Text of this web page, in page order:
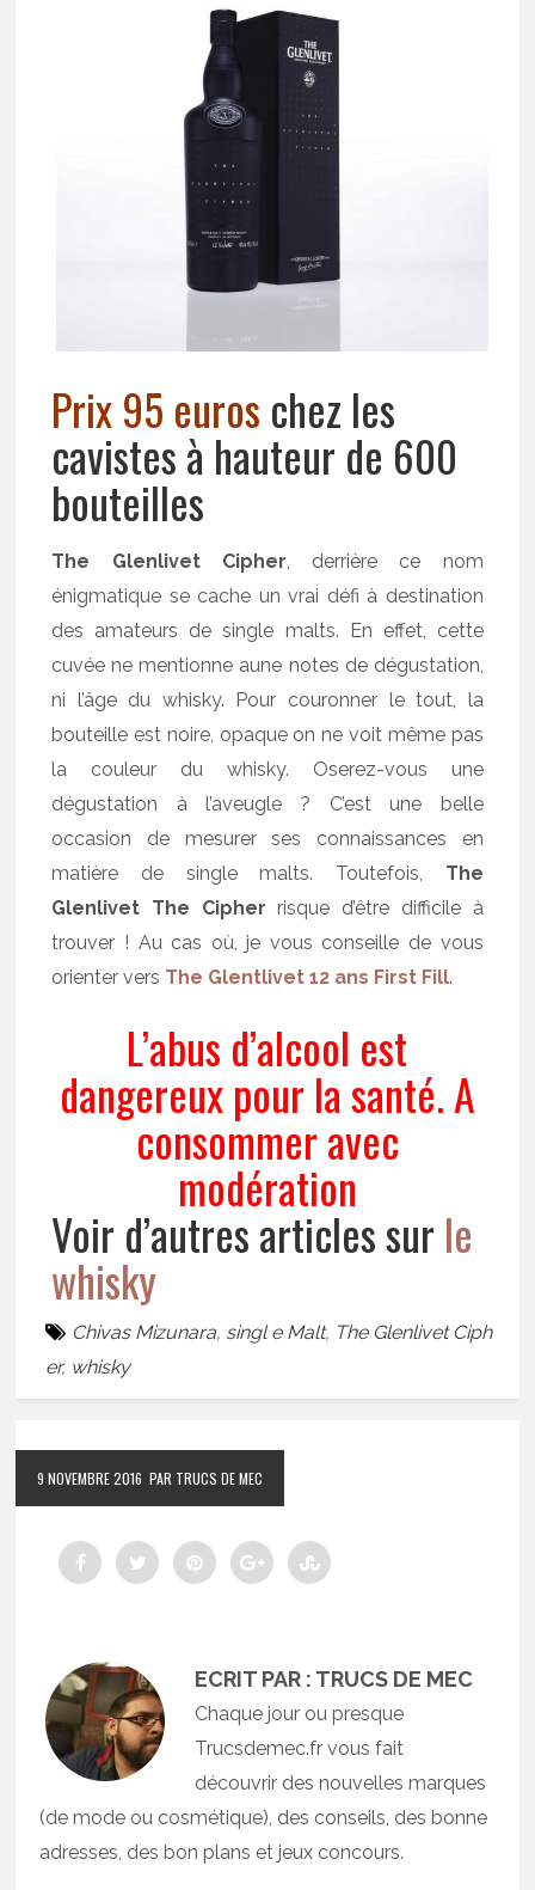
Prix 95 euros chez les
cavistes à hauteur de 600
bouteilles
The Glenlivet Cipher, derrière ce nom
énigmatique se cache un vrai défi à destination
des amateurs de single malts. En effet, cette
cuvée ne mentionne aune notes de dégustation,
ni l’âge du whisky. Pour couronner le tout, la
bouteille est noire, opaque on ne voit même pas
la couleur du whisky. Oserez-vous une
dégustation à l’aveugle ? C’est une belle
occasion de mesurer ses connaissances en
matière de single malts. Toutefois, The
Glenlivet The Cipher risque d’être difficile à
trouver ! Au cas où, je vous conseille de vous
orienter vers The Glentlivet 12 ans First Fill.
L’abus d’alcool est
dangereux pour la santé. A
consommer avec
modération
Voir d’autres articles sur le
whisky
Chivas Mizunara, singl e Malt, The Glenlivet Ciph
er, whisky
9 NOVEMBRE 2016 PAR TRUCS DE MEC
ECRIT PAR : TRUCS DE MEC
Chaque jour ou presque
Trucsdemec.fr vous fait
découvrir des nouvelles marques
(de mode ou cosmétique), des conseils, des bonne
adresses, des bon plans et jeux concours.